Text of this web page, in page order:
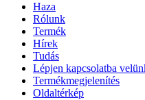
Haza
Rólunk
Termék
Hírek
Tudás
Lépjen kapcsolatba
Termékmegjelenítés
Oldaltérkép